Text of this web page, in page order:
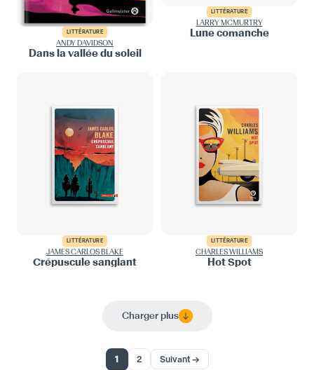
LITTÉRATURE
ANDY DAVIDSON
Dans la vallée du soleil
LITTÉRATURE
LARRY MCMURTRY
Lune comanche
LITTÉRATURE
JAMES CARLOS BLAKE
Crépuscule sanglant
LITTÉRATURE
CHARLES WILLIAMS
Hot Spot
Charger plus
1 2 Suivant →